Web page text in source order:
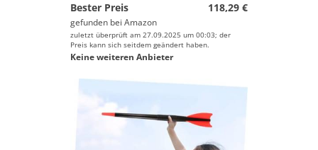
Bester Preis
118,29 €
gefunden bei Amazon
zuletzt überprüft am 27.09.2025 um 00:03; der
Preis kann sich seitdem geändert haben.
Keine weiteren Anbieter